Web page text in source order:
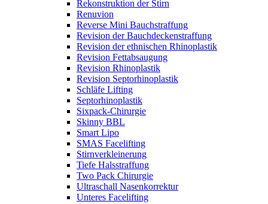
Rekonstruktion der Stirn
Renuvion
Reverse Mini Bauchstraffung
Revision der Bauchdeckenstraffung
Revision der ethnischen Rhinoplastik
Revision Fettabsaugung
Revision Rhinoplastik
Revision Septorhinoplastik
Schläfe Lifting
Septorhinoplastik
Sixpack-Chirurgie
Skinny BBL
Smart Lipo
SMAS Facelifting
Stirnverkleinerung
Tiefe Halsstraffung
Two Pack Chirurgie
Ultraschall Nasenkorrektur
Unteres Facelifting